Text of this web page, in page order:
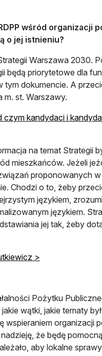
wśród organizacji
o jej istnieniu?
Warszawa 2030.
będą priorytetowe dla
tym dokumencie. A
m. st. Warszawy.
kandydaci i
na temat Strategii
mieszkańców. Jeżeli
proponowanych
Chodzi o to, żeby
językiem,
językiem.
jej tak, żeby
>
Pożytku
wątki, jakie tematy
wspieraniem organizacji
że będę
aby lokalne